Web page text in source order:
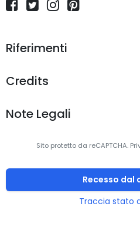
Riferimenti
Credits
Note Legali
Sito protetto da reCAPTCHA.
Recesso
Traccia stato